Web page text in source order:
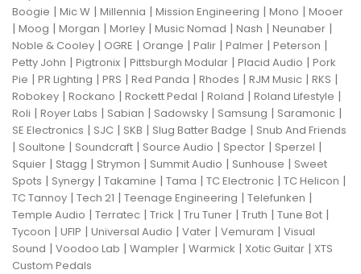
Boogie | Mic W | Millennia | Mission Engineering | Mono | Mooer
| Moog | Morgan | Morley | Music Nomad | Nash | Neunaber |
Noble & Cooley | OGRE | Orange | Palir | Palmer | Peterson |
Petty John | Pigtronix | Pittsburgh Modular | Placid Audio | Pork
Pie | PR Lighting | PRS | Red Panda | Rhodes | RJM Music | RKS |
Robokey | Rockano | Rockett Pedal | Roland | Roland Lifestyle |
Roli | Royer Labs | Sabian | Sadowsky | Samsung | Saramonic |
SE Electronics | SJC | SKB | Slug Batter Badge | Snub And Friends
| Soultone | Soundcraft | Source Audio | Spector | Sperzel |
Squier | Stagg | Strymon | Summit Audio | Sunhouse | Sweet
Spots | Synergy | Takamine | Tama | TC Electronic | TC Helicon |
TC Tannoy | Tech 21 | Teenage Engineering | Telefunken |
Temple Audio | Terratec | Trick | Tru Tuner | Truth | Tune Bot |
Tycoon | UFIP | Universal Audio | Vater | Vemuram | Visual
Sound | Voodoo Lab | Wampler | Warmick | Xotic Guitar | XTS
Custom Pedals